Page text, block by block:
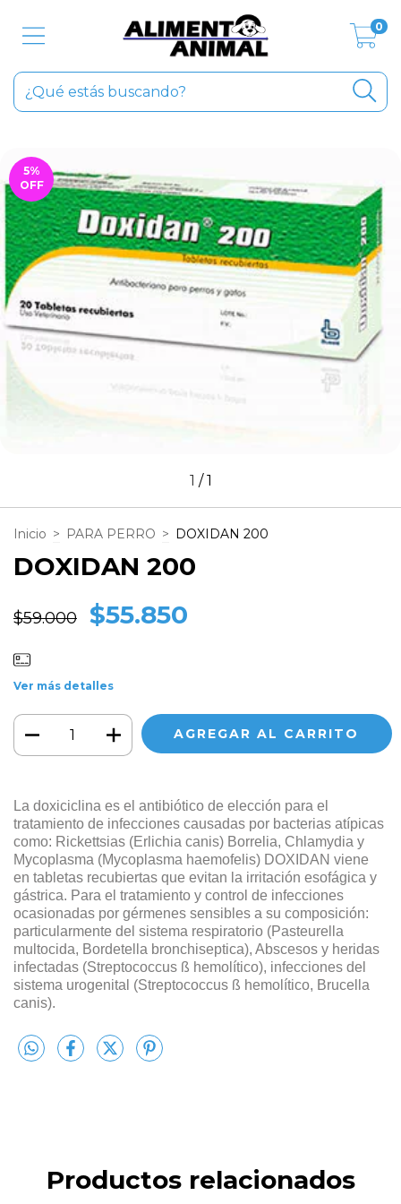
0
5%
OFF
1 /1
Inicio > PARA PERRO > DOXIDAN 200
DOXIDAN 200
$59.000 $55.850
Ver más detalles
La doxiciclina es el antibiótico de elección para el
tratamiento de infecciones causadas por bacterias atípicas
como: Rickettsias (Erlichia canis) Borrelia, Chlamydia y
Mycoplasma (Mycoplasma haemofelis) DOXIDAN viene
en tabletas recubiertas que evitan la irritación esofágica y
gástrica. Para el tratamiento y control de infecciones
ocasionadas por gérmenes sensibles a su composición:
particularmente del sistema respiratorio (Pasteurella
multocida, Bordetella bronchiseptica), Abscesos y heridas
infectadas (Streptococcus ß hemolítico), infecciones del
sistema urogenital (Streptococcus ß hemolítico, Brucella
canis).
Productos relacionados